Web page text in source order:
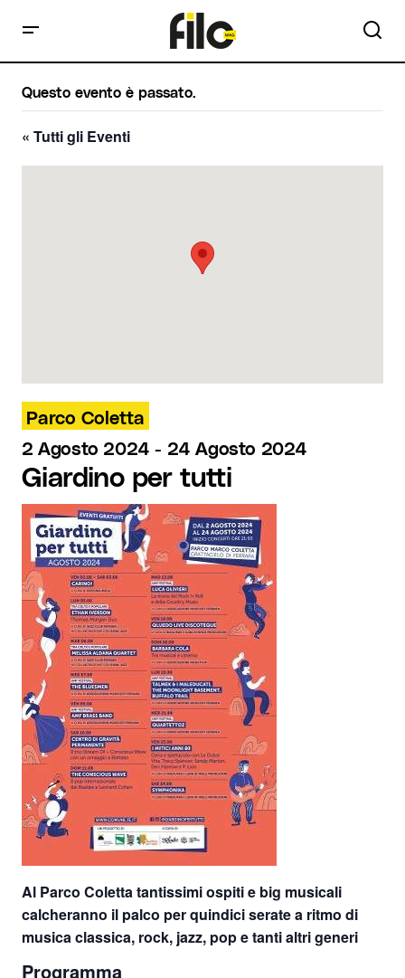
Questo evento è passato.
« Tutti gli Eventi
Parco Coletta
2 Agosto 2024 - 24 Agosto 2024
Giardino per tutti
Al Parco Coletta tantissimi ospiti e big musicali
calcheranno il palco perquindici serate a ritmo di
musica classica, rock, jazz, pop e tanti altri generi
Programma